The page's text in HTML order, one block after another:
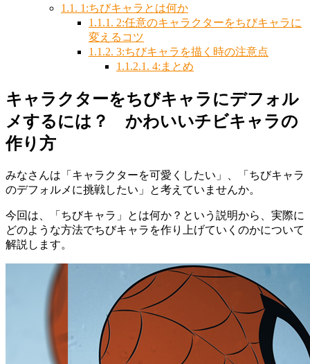
1.1. 1:ちびキャラとは何か
1.1.1. 2:任意のキャラクターをちびキャラに
変えるコツ
1.1.2. 3:ちびキャラを描く時の注意点
1.1.2.1. 4:まとめ
キャラクターをちびキャラにデフォル
メするには？ かわいいチビキャラの
作り方
みなさんは「キャラクターを可愛くしたい」、「ちびキャラ
のデフォルメに挑戦したい」と考えていませんか。
今回は、「ちびキャラ」とは何か？という説明から、実際に
どのような方法でちびキャラを作り上げていくのかについて
解説します。